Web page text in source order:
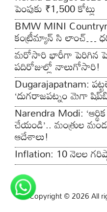
పెంపుకు ₹1,500 కోట్లు
BMW MINI
కంట్రీమ్యాన్ సి లాంచ్…
మరోసారి భారీగా పెరిగిన
పదిరోజుల్లో నాలుగోసారి!
Dugarajapatnam:
‘దుగరాజపట్నం మెగా
Narendra Modi:
చేయండి’.. మంత్రుల
ఆదేశాలు!
Inflation: ​10 నెలల
Copyright © 2026 All